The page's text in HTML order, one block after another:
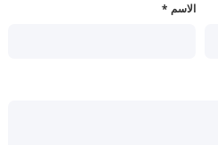
الاسم *